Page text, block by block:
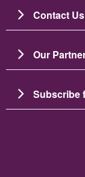
Contact Us
Our
Subscribe